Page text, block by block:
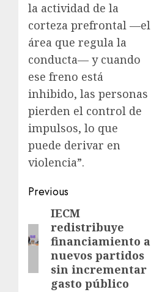
la actividad de la
corteza prefrontal —el
área que regula la
conducta— y cuando
ese freno está
inhibido, las personas
pierden el control de
impulsos, lo que
puede derivar en
violencia”.
Previous
IECM
redistribuye
financiamiento a
nuevos partidos
sin incrementar
gasto público